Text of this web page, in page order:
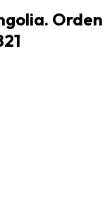
Orden